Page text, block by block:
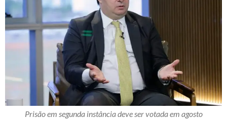
Prisão em segunda instância deve ser votada em agosto